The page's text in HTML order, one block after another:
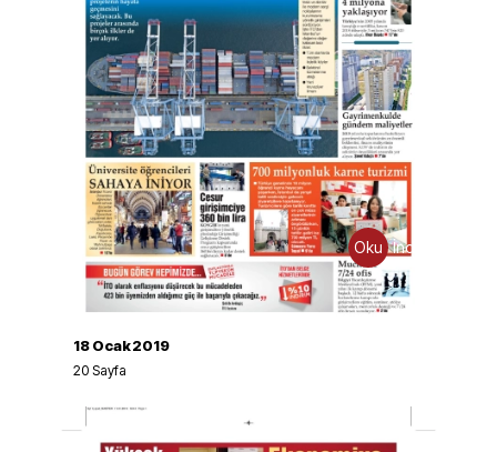
Oku İndir
18 Ocak 2019
20Sayfa